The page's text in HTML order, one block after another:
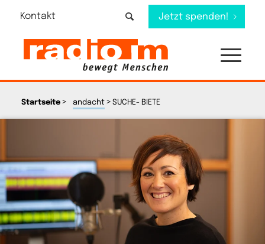
Kontakt Jetzt spenden!
Startseite> andacht> SUCHE- BIETE